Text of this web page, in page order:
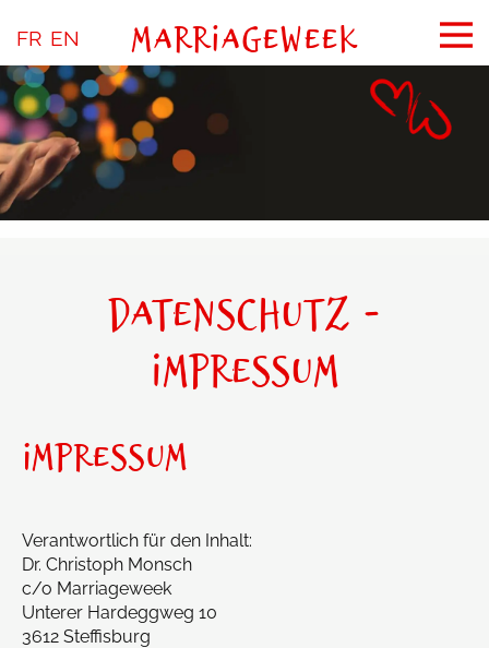
FR EN MARRIAGEWEEK
DATENSCHUTZ -
IMPRESSUM
IMPRESSUM
Verantwortlich für den Inhalt:
Dr. Christoph Monsch
c/o Marriageweek
Unterer Hardeggweg 10
3612 Steffisburg